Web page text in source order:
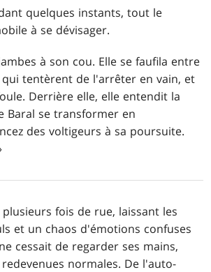
quelques instants, tout le
à se dévisager.
à son cou. Elle se faufila entre
qui tentèrent de l'arrêter en vain, et
Derrière elle, elle entendit la
Baral se transformer en
des voltigeurs à sa poursuite.
fois de rue, laissant les
et un chaos d'émotions confuses
cessait de regarder ses mains,
normales. De l'auto-